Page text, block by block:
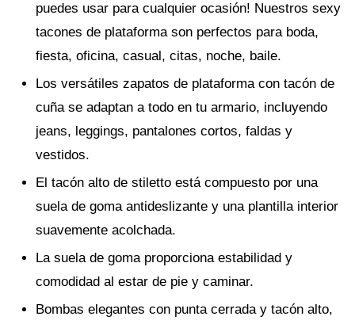
puedes usar para cualquier ocasión! Nuestros sexy
tacones de plataforma son perfectos para boda,
fiesta, oficina, casual, citas, noche, baile.
Los versátiles zapatos de plataforma con tacón de
cuña se adaptan a todo en tu armario, incluyendo
jeans, leggings, pantalones cortos, faldas y
vestidos.
El tacón alto de stiletto está compuesto por una
suela de goma antideslizante y una plantilla interior
suavemente acolchada.
La suela de goma proporciona estabilidad y
comodidad al estar de pie y caminar.
Bombas elegantes con punta cerrada y tacón alto,